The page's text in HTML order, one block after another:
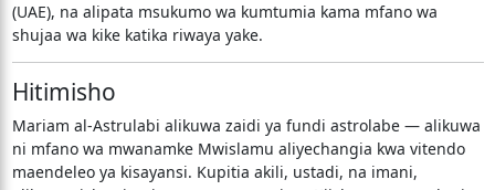
(UAE), na alipata msukumo wa kumtumia kama mfano wa
shujaa wa kike katika riwaya yake.
Hitimisho
Mariam al-Astrulabi alikuwa zaidi ya fundi astrolabe — alikuwa
ni mfano wa mwanamke Mwislamu aliyechangia kwa vitendo
maendeleo ya kisayansi. Kupitia akili, ustadi, na imani,